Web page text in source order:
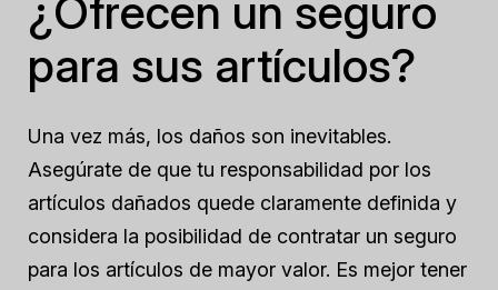
¿Ofrecen un seguro
para sus artículos?
Una vez más, los daños son inevitables.
Asegúrate de que tu responsabilidad por los
artículos dañados quede claramente definida y
considera la posibilidad de contratar un seguro
para los artículos de mayor valor. Es mejor tener